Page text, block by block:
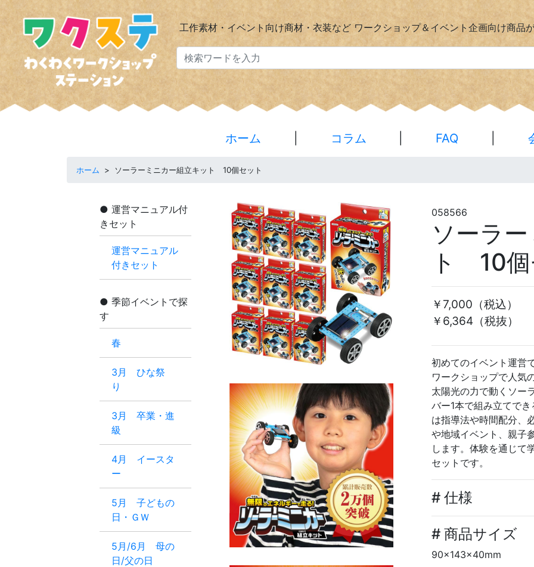
工作素材・イベント向け商材・衣装など ワークショップ＆イベント企画向け商品
ホーム コラム FAQ
ホーム > ソーラーミニカー組立キット 10個セット
運営マニュアル付
きセット
運営マニュアル
付きセット
季節イベントで探
す
春
3月 ひな祭
り
3月 卒業・進
級
4月 イースタ
ー
5月 子どもの
日・ＧＷ
5月/6月 母の
日/父の日
058566
ソーラ
ト 10個
￥7,000 （税込）
￥6,364（税抜）
初めてのイベント運営
ワークショップで人気
太陽光の力で動くソー
バー1本で組み立てで
は指導法や時間配分、
や地域イベント、親子
します。体験を通じて
セットです。
# 仕様
# 商品サイズ
90×143×40mm